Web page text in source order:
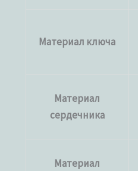
Материал ключа
Материал
сердечника
Материал